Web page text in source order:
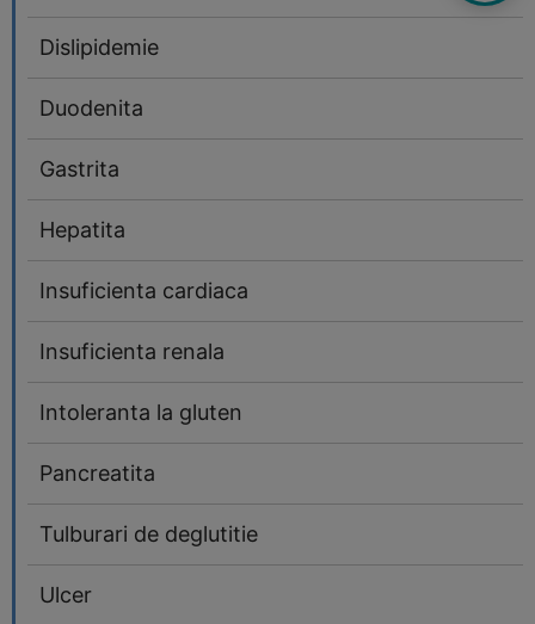
Dislipidemie
Duodenita
Gastrita
Hepatita
Insuficienta cardiaca
Insuficienta renala
Intoleranta la gluten
Pancreatita
Tulburari de deglutitie
Ulcer